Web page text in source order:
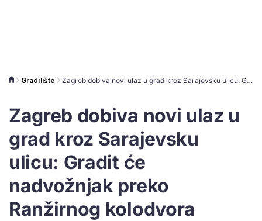
Gradilište Zagreb dobiva novi ulaz u grad kroz Sarajevsku ulicu: Gradit će nadvožnjak preko Ranžirnog kolodvora
Zagreb dobiva novi ulaz u
grad kroz Sarajevsku
ulicu: Gradit će
nadvožnjak preko
Ranžirnog kolodvora